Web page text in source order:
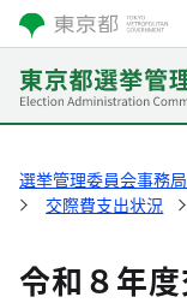
選挙管理委員会事務
交際費支出状況
令和８年